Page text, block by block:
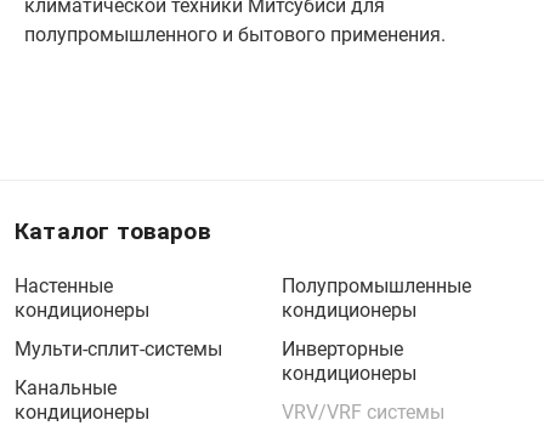
климатической техники Митсубиси для
полупромышленного и бытового применения.
Каталог товаров
Настенные
кондиционеры
Мульти-сплит-системы
Канальные
кондиционеры
Полупромышленные
кондиционеры
Инверторные
кондиционеры
VRV/VRF системы